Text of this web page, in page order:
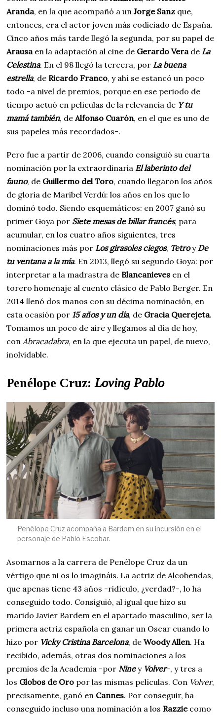
Aranda, en la que acompañó a unJorge Sanz que,
entonces, era el actor joven más codiciado de España.
Cinco años más tarde llegó la segunda, por su papel de
Arausaen la adaptación al cine de Gerardo Verade La
Celestina. En el 98 llegó la tercera, por La buena
estrella, de Ricardo Franco, y ahí se estancó un poco
todo -a nivel de premios, porque en ese periodo de
tiempo actuó en películas de la relevancia de Y tu
mamá también, deAlfonso Cuarón, en el que es uno de
sus papeles más recordados-.
Pero fue a partir de 2006, cuando consiguió su cuarta
nominación por la extraordinaria El laberinto del
fauno, de Guillermo del Toro, cuando llegaron los años
de gloria de Maribel Verdú: los años en los que lo
dominó todo. Siendo esquemáticos: en 2007 ganó su
primer Goya por Siete mesas de billar francés, para
acumular, en los cuatro años siguientes, tres
nominaciones más por Los girasoles ciegos, Tetroy De
tu ventana a la mía. En 2013, llegó su segundo Goya: por
interpretar a la madrastra de Blancanieves en el
torero homenaje al cuento clásico de Pablo Berger. En
2014 llenó dos manos con su décima nominación, en
esta ocasión por 15 años y un día, de Gracia Querejeta.
Tomamos un poco de aire y llegamos al día de hoy,
con Abracadabra, en la que ejecuta un papel, de nuevo,
inolvidable.
Penélope Cruz:Loving Pablo
Penélope Cruz acompaña a Bardem en su incursión en el
personaje de Pablo Escobar.
Asomarnos a la carrera de Penélope Cruz da un
vértigo que ni os lo imagináis. La actriz de Alcobendas,
que apenas tiene 43 años -ridículo, ¿verdad?-, lo ha
conseguido todo. Consiguió, al igual que hizo su
marido Javier Bardem en el apartado masculino, ser la
primera actriz española en ganar un Oscar cuando lo
hizo por Vicky Cristina Barcelona, deWoody Allen. Ha
recibido, además, otras dos nominaciones a los
premios de la Academia -por Niney Volver-, y tres a
los Globos de Oro por las mismas películas. Con Volver,
precisamente, ganó en Cannes. Por conseguir, ha
conseguido incluso una nominación a los Razziecomo